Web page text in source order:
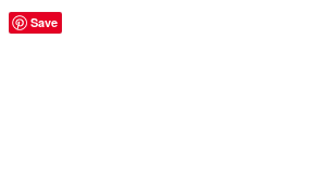
Save